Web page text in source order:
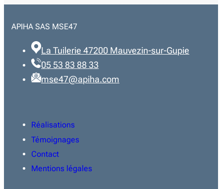
APIHA SAS MSE47
La Tuilerie 47200 Mauvezin-sur-Gupie
05 53 83 88 33
mse47@apiha.com
Réalisations
Témoignages
Contact
Mentions légales